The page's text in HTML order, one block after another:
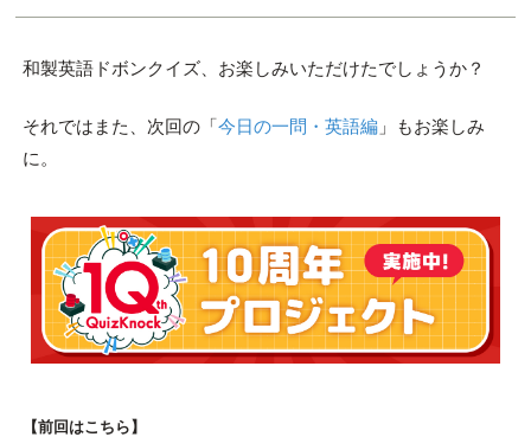
和製英語ドボンクイズ、お楽しみいただけたでしょうか？
それではまた、次回の「今日の一問・英語編」もお楽しみ
に。
【前回はこちら】